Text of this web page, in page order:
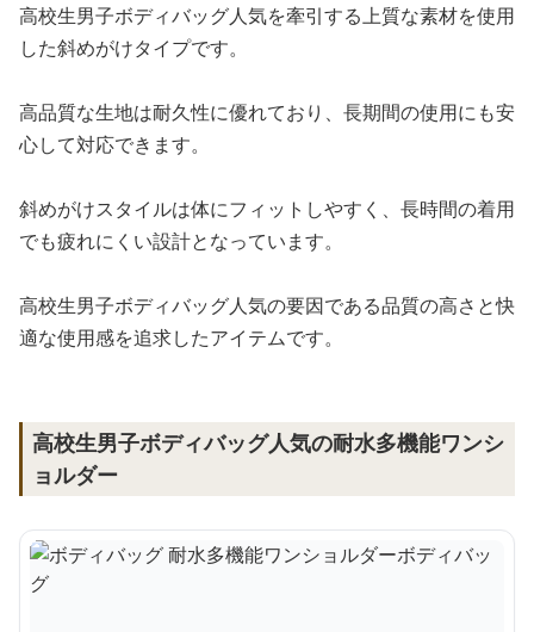
高校生男子ボディバッグ人気を牽引する上質な素材を使用
した斜めがけタイプです。
高品質な生地は耐久性に優れており、長期間の使用にも安
心して対応できます。
斜めがけスタイルは体にフィットしやすく、長時間の着用
でも疲れにくい設計となっています。
高校生男子ボディバッグ人気の要因である品質の高さと快
適な使用感を追求したアイテムです。
高校生男子ボディバッグ人気の耐水多機能ワンシ
ョルダー